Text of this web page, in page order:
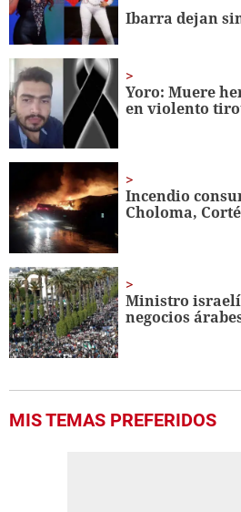
Ibarra dejan
Yoro: Muere
en violento
Incendio
Choloma,
Ministro
negocios
MIS TEMAS PREFERIDOS